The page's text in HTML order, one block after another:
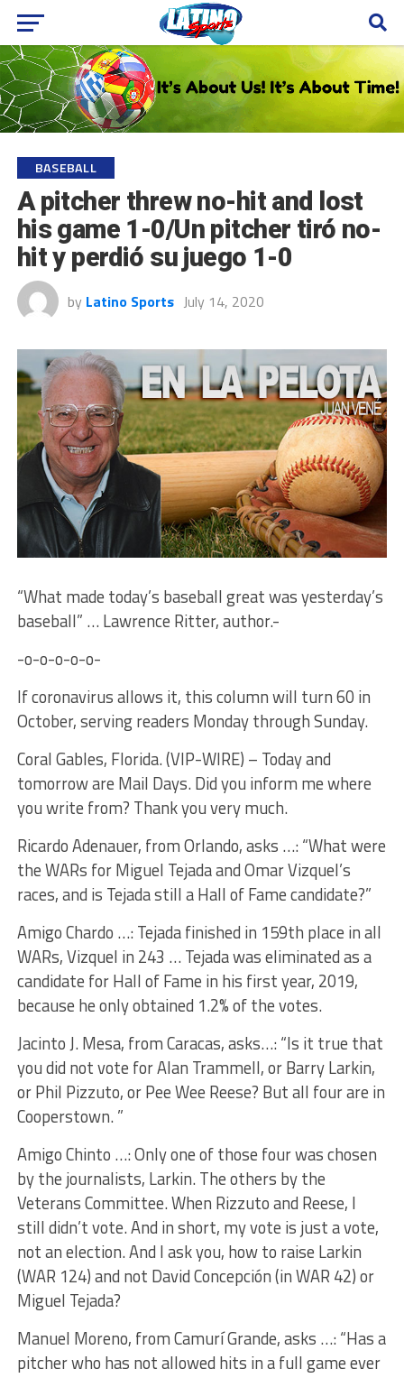
BASEBALL
A pitcher threw no-hit and lost
his game 1-0/Un pitcher tiró no-
hit y perdió su juego 1-0
by Latino Sports July 14, 2020
“What made today’s baseball great was yesterday’s
baseball” … Lawrence Ritter, author.-
-o-o-o-o-o-
If coronavirus allows it, this column will turn 60 in
October, serving readers Monday through Sunday.
Coral Gables, Florida. (VIP-WIRE) – Today and
tomorrow are Mail Days. Did you inform me where
you write from? Thank you very much.
Ricardo Adenauer, from Orlando, asks …: “What were
the WARs for Miguel Tejada and Omar Vizquel’s
races, and is Tejada still a Hall of Fame candidate?”
Amigo Chardo …: Tejada finished in 159th place in all
WARs, Vizquel in 243 … Tejada was eliminated as a
candidate for Hall of Fame in his first year, 2019,
because he only obtained 1.2% of the votes.
Jacinto J. Mesa, from Caracas, asks…: “Is it true that
you did not vote for Alan Trammell, or Barry Larkin,
or Phil Pizzuto, or Pee Wee Reese? But all four are in
Cooperstown. ”
Amigo Chinto …: Only one of those four was chosen
by the journalists, Larkin. The others by the
Veterans Committee. When Rizzuto and Reese, I
still didn’t vote. And in short, my vote is just a vote,
not an election. And I ask you, how to raise Larkin
(WAR 124) and not David Concepción (in WAR 42) or
Miguel Tejada?
Manuel Moreno, from Camurí Grande, asks …: “Has a
pitcher who has not allowed hits in a full game ever